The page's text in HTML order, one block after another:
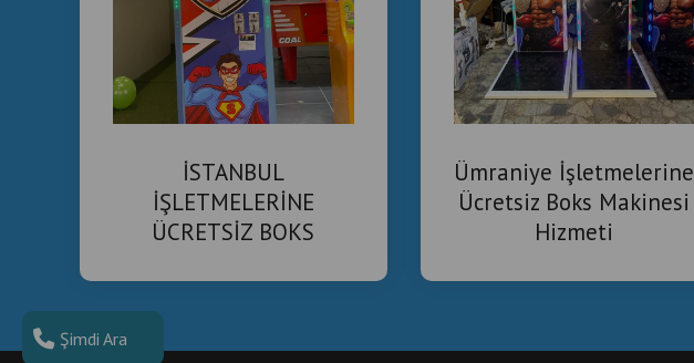
İSTANBUL
İŞLETMELERİNE
ÜCRETSİZ BOKS
| EK GELİR FIRSATI
Ümraniye İşletmelerine
Ücretsiz Boks Makinesi
Hizmeti
Şimdi Ara